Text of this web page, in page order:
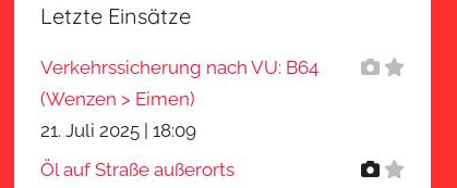
Letzte Einsätze
Verkehrssicherung nach VU: B64
(Wenzen > Eimen)
21. Juli 2025 |18:09
Öl auf Straße außerorts